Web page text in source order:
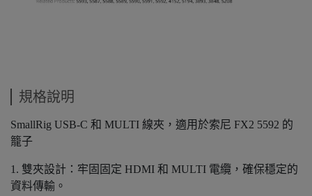
規格說明
SmallRig USB-C 和 MULTI 線夾，適用於索尼 FX2 5592 的
籠子
1. 雙夾設計：牢固固定 HDMI 和 MULTI 電纜，確保穩定的
資料傳輸。